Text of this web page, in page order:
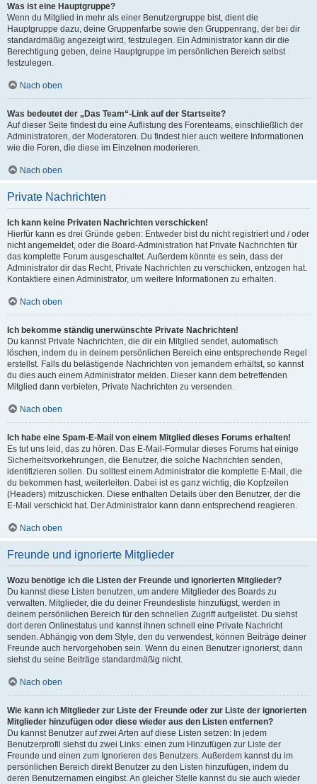
Was ist eine Hauptgruppe?
Wenn du Mitglied in mehr als einer Benutzergruppe bist, dient die
Hauptgruppe dazu, deine Gruppenfarbe sowie den Gruppenrang, der bei dir
standardmäßig angezeigt wird, festzulegen. Ein Administrator kann dir die
Berechtigung geben, deine Hauptgruppe im persönlichen Bereich selbst
festzulegen.
Nach oben
Was bedeutet der „Das Team“-Link auf der Startseite?
Auf dieser Seite findest du eine Auflistung des Forenteams, einschließlich der
Administratoren, der Moderatoren. Du findest hier auch weitere Informationen
wie die Foren, die diese im Einzelnen moderieren.
Nach oben
Private Nachrichten
Ich kann keine Privaten Nachrichten verschicken!
Hierfür kann es drei Gründe geben: Entweder bist du nicht registriert und / oder
nicht angemeldet, oder die Board-Administration hat Private Nachrichten für
das komplette Forum ausgeschaltet. Außerdem könnte es sein, dass der
Administrator dir das Recht, Private Nachrichten zu verschicken, entzogen hat.
Kontaktiere einen Administrator, um weitere Informationen zu erhalten.
Nach oben
Ich bekomme ständig unerwünschte Private Nachrichten!
Du kannst Private Nachrichten, die dir ein Mitglied sendet, automatisch
löschen, indem du in deinem persönlichen Bereich eine entsprechende Regel
erstellst. Falls du belästigende Nachrichten von jemandem erhältst, so kannst
du dies auch einem Administrator melden. Dieser kann dem betreffenden
Mitglied dann verbieten, Private Nachrichten zu versenden.
Nach oben
Ich habe eine Spam-E-Mail von einem Mitglied dieses Forums erhalten!
Es tut uns leid, das zu hören. Das E-Mail-Formular dieses Forums hat einige
Sicherheitsvorkehrungen, die Benutzer, die solche Nachrichten senden,
identifizieren sollen. Du solltest einem Administrator die komplette E-Mail, die
du bekommen hast, weiterleiten. Dabei ist es ganz wichtig, die Kopfzeilen
(Headers) mitzuschicken. Diese enthalten Details über den Benutzer, der die
E-Mail verschickt hat. Der Administrator kann dann entsprechend reagieren.
Nach oben
Freunde und ignorierte Mitglieder
Wozu benötige ich die Listen der Freunde und ignorierten Mitglieder?
Du kannst diese Listen benutzen, um andere Mitglieder des Boards zu
verwalten. Mitglieder, die du deiner Freundesliste hinzufügst, werden in
deinem persönlichen Bereich für den schnellen Zugriff aufgelistet. Du siehst
dort deren Onlinestatus und kannst ihnen schnell eine Private Nachricht
senden. Abhängig von dem Style, den du verwendest, können Beiträge deiner
Freunde auch hervorgehoben sein. Wenn du einen Benutzer ignorierst, dann
siehst du seine Beiträge standardmäßig nicht.
Nach oben
Wie kann ich Mitglieder zur Liste der Freunde oder zur Liste der ignorierten
Mitglieder hinzufügen oder diese wieder aus den Listen entfernen?
Du kannst Benutzer auf zwei Arten auf diese Listen setzen: In jedem
Benutzerprofil siehst du zwei Links: einen zum Hinzufügen zur Liste der
Freunde und einen zum Ignorieren des Benutzers. Außerdem kannst du im
persönlichen Bereich direkt Benutzer zu den Listen hinzufügen, indem du
deren Benutzernamen eingibst. An gleicher Stelle kannst du sie auch wieder